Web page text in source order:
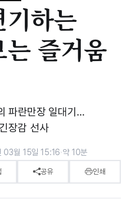
하는
즐거움
파란만장 일대기…
장감 선사
03월 15일 15:16·약 10분
공유 인쇄